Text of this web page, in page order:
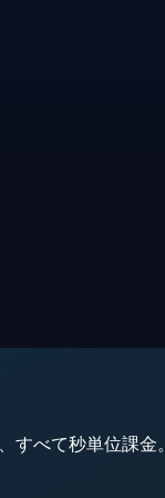
べて秒単位課金。